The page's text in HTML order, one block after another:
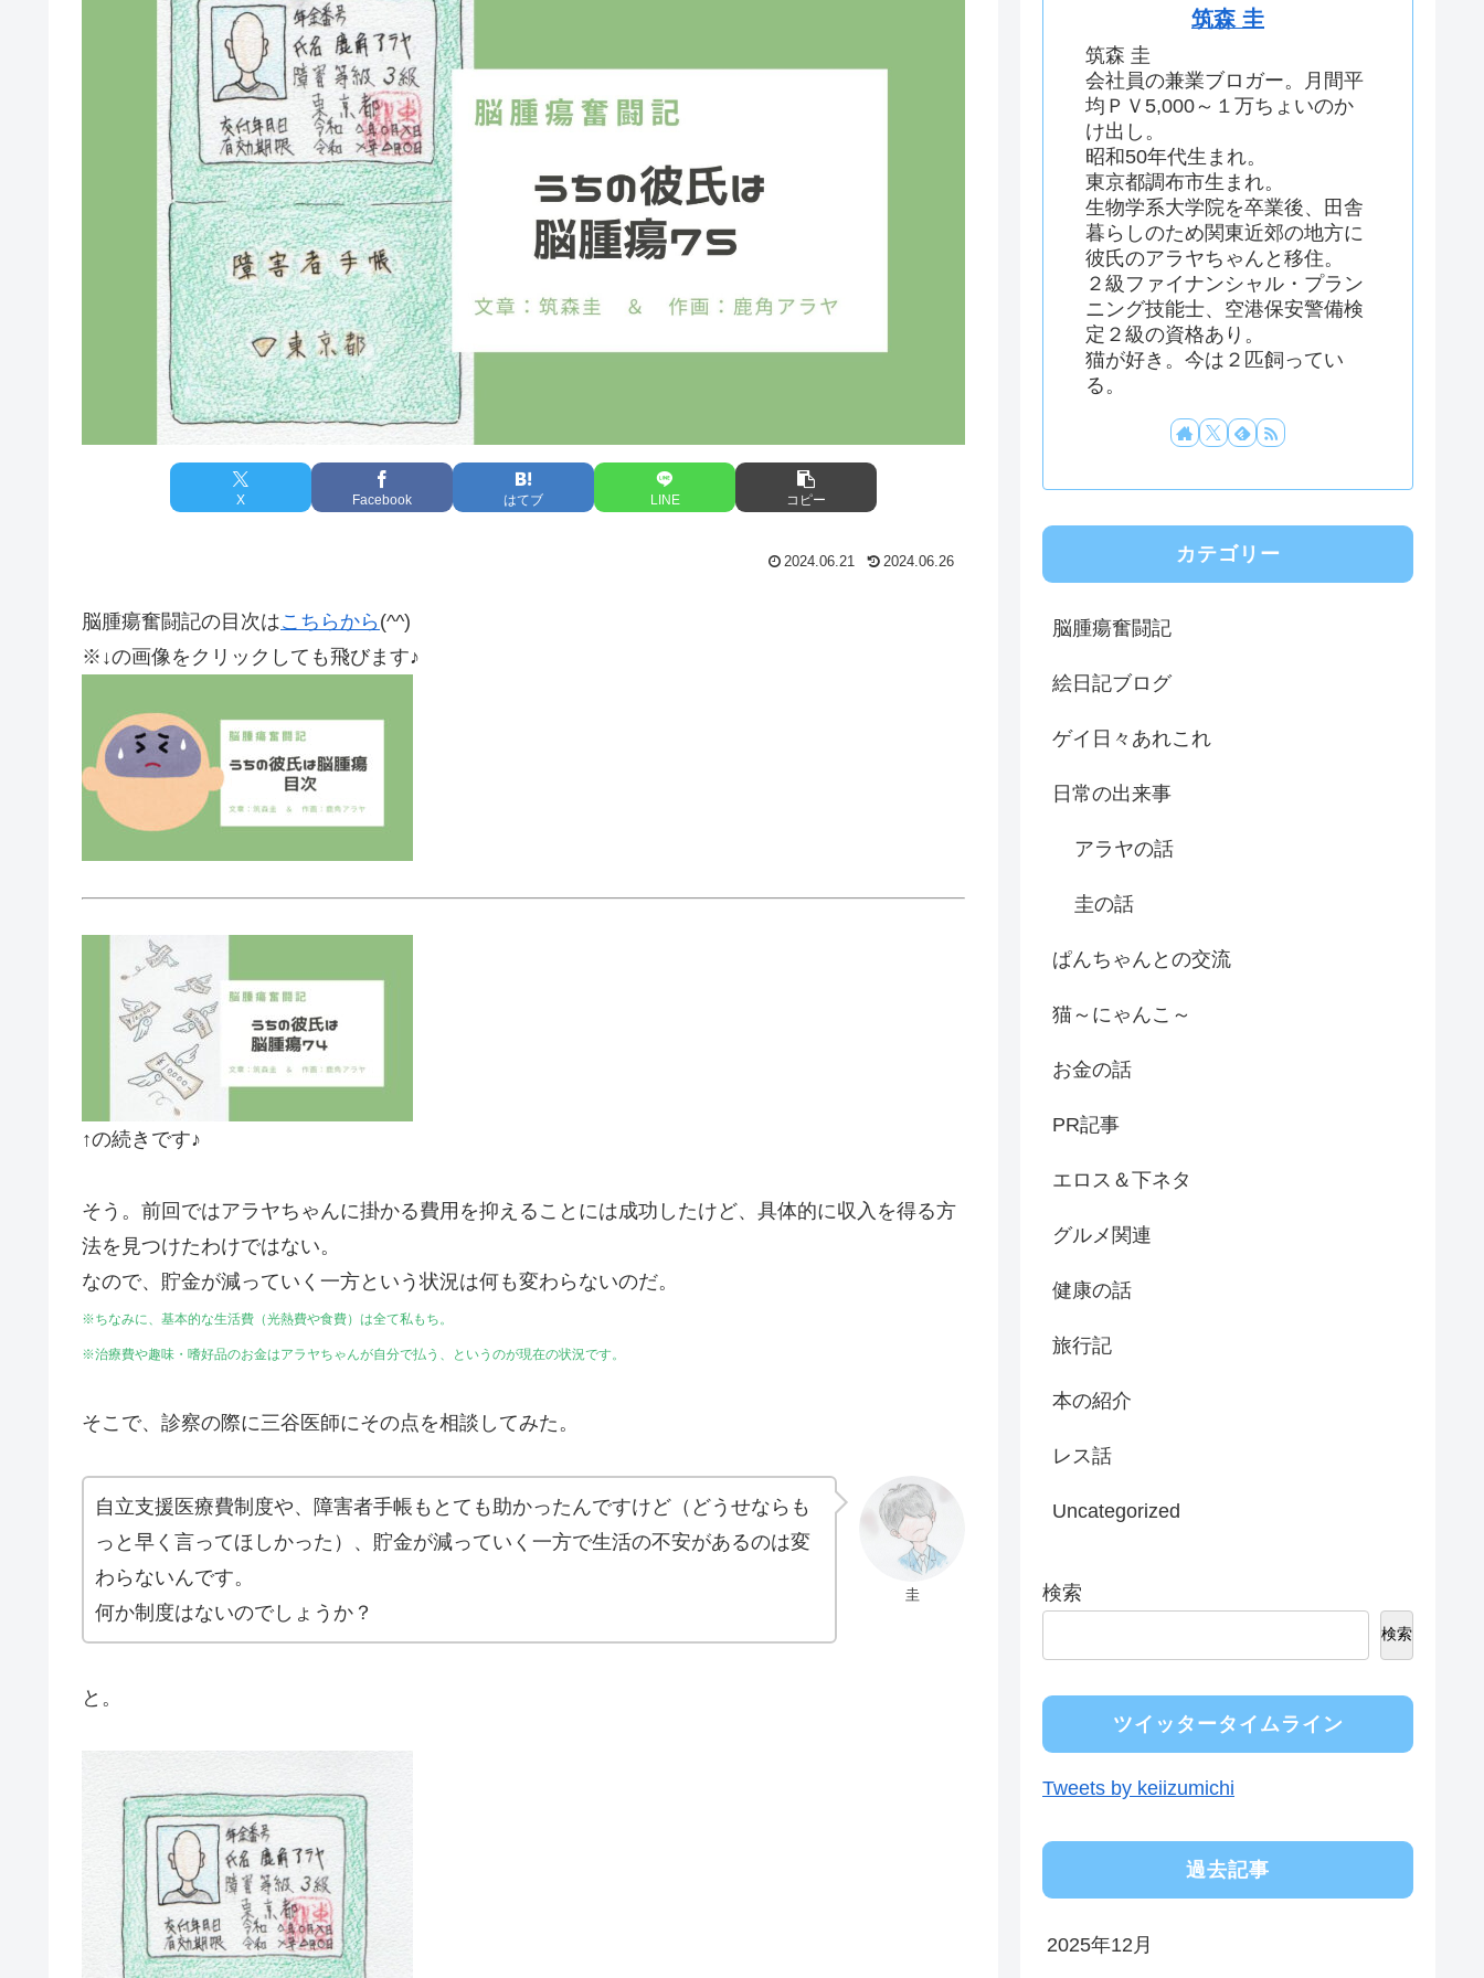
X Facebook はてブ LINE コピー
2024.06.21 2024.06.26
脳腫瘍奮闘記の目次はこちらから (^^)
※↓の画像をクリックしても飛びます♪
↑の続きです♪
そう。前回ではアラヤちゃんに掛かる費用を抑えることには成功したけど、具体的に収入を得る方
法を見つけたわけではない。
なので、貯金が減っていく一方という状況は何も変わらないのだ。
※ちなみに、基本的な生活費（光熱費や食費）は全て私もち。
※治療費や趣味・嗜好品のお金はアラヤちゃんが自分で払う、というのが現在の状況です。
そこで、診察の際に三谷医師にその点を相談してみた。
圭
自立支援医療費制度や、障害者手帳もとても助かったんですけど（どうせならも
っと早く言ってほしかった）、貯金が減っていく一方で生活の不安があるのは変
わらないんです。
何か制度はないのでしょうか？
と。
筑森 圭
筑森 圭
会社員の兼業ブロガー。月間平
均ＰＶ5,000～１万ちょいのか
け出し。
昭和50年代生まれ。
東京都調布市生まれ。
生物学系大学院を卒業後、田舎
暮らしのため関東近郊の地方に
彼氏のアラヤちゃんと移住。
２級ファイナンシャル・プラン
ニング技能士、空港保安警備検
定２級の資格あり。
猫が好き。今は２匹飼ってい
る。
カテゴリー
脳腫瘍奮闘記
絵日記ブログ
ゲイ日々あれこれ
日常の出来事
アラヤの話
圭の話
ぱんちゃんとの交流
猫～にゃんこ～
お金の話
PR記事
エロス＆下ネタ
グルメ関連
健康の話
旅行記
本の紹介
レス話
Uncategorized
検索
検索
ツイッタータイムライン
Tweets by keiizumichi
過去記事
2025年12月